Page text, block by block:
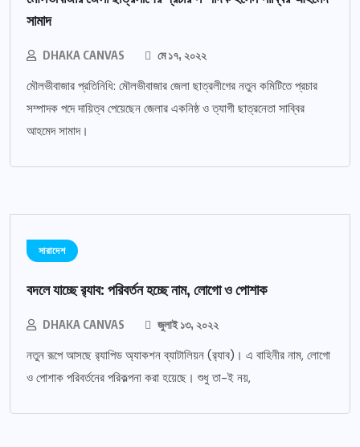
সামাদ
DHAKA CANVAS মে ১৭, ২০২২
মৌলভীবাজার প্রতিনিধি: মৌলভীবাজার জেলা ছাত্রলীগের নতুন কমিটিতে প্রচার
সম্পাদক পদে দায়িত্ব পেয়েছেন জেলার একনিষ্ঠ ও ত্যাগী ছাত্রনেতা সাব্বির
আহমেদ সামাদ।
সারাদেশ
বদলে যাচ্ছে র‌্যাব: পরিবর্তন হচ্ছে নাম, লোগো ও পোশাক
DHAKA CANVAS জুলাই ১৩, ২০২২
নতুন রূপে আসছে র‌্যাপিড অ্যাকশন ব্যাটালিয়ন (র‌্যাব)। এ বাহিনীর নাম, লোগো
ও পোশাক পরিবর্তনের পরিকল্পনা করা হয়েছে। শুধু তা-ই নয়,